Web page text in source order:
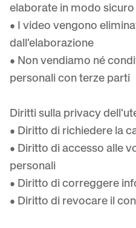
elaborate in modo
• I video vengono
dall'elaborazione
• Non vendiamo né
personali con terze parti
Diritti sulla privacy
• Diritto di richiedere la
• Diritto di accesso alle
personali
• Diritto di correggere
• Diritto di revocare il